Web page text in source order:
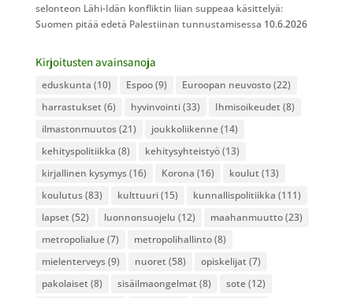
selonteon Lähi-Idän konfliktin liian suppeaa käsittelyä:
Suomen pitää edetä Palestiinan tunnustamisessa 10.6.2026
Kirjoitusten avainsanoja
eduskunta (10) Espoo(9) Euroopan neuvosto(22)
harrastukset (6) hyvinvointi(33) Ihmisoikeudet (8)
ilmastonmuutos(21) joukkoliikenne(14)
kehityspolitiikka (8) kehitysyhteistyö(13)
kirjallinen kysymys(16) Korona (16) koulut (13)
koulutus(83) kulttuuri(15) kunnallispolitiikka (111)
lapset (52) luonnonsuojelu (12) maahanmuutto(23)
metropolialue(7) metropolihallinto(8)
mielenterveys(9) nuoret (58) opiskelijat (7)
pakolaiset (8) sisäilmaongelmat (8) sote(12)